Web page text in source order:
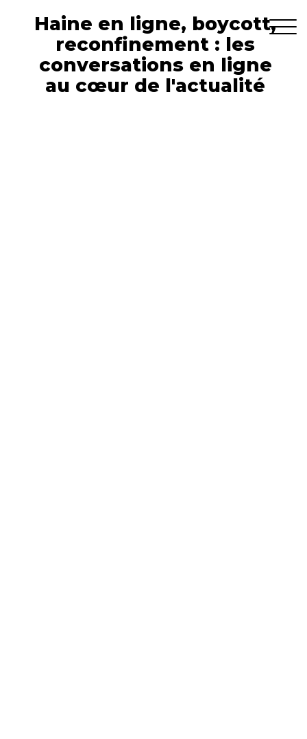
Haine en ligne, boycott,
reconfinement : les
conversations en ligne
au cœur de l'actualité